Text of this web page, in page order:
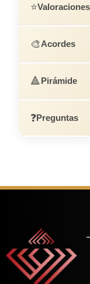
⭐Valoraciones
🎨Acordes
🔺Pirámide
❓Preguntas